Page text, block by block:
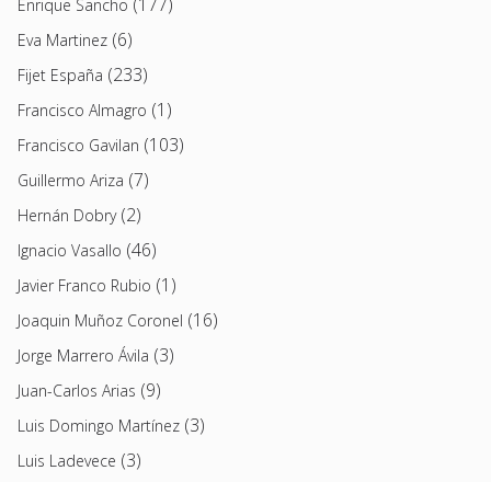
Enrique Sancho
Eva Martinez (6)
Fijet España (233)
Francisco Almagro (1)
Francisco Gavilan (103)
Guillermo Ariza (7)
Hernán Dobry(2)
Ignacio Vasallo (46)
Javier Franco Rubio (1)
Joaquin Muñoz Coronel (16)
Jorge Marrero Ávila (3)
Juan-Carlos Arias (9)
Luis Domingo Martínez (3)
Luis Ladevece (3)